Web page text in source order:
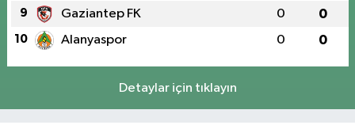
9 Gaziantep FK 0 0
10 Alanyaspor 0 0
Detaylar için tıklayın